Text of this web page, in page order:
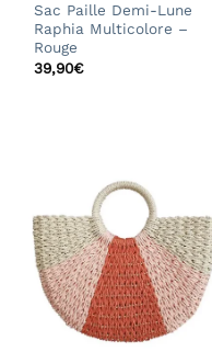
Sac Paille Demi-Lune
Raphia Multicolore –
Rouge
39,90€